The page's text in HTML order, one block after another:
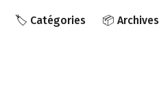
🏷️ Catégories 📦 Archives